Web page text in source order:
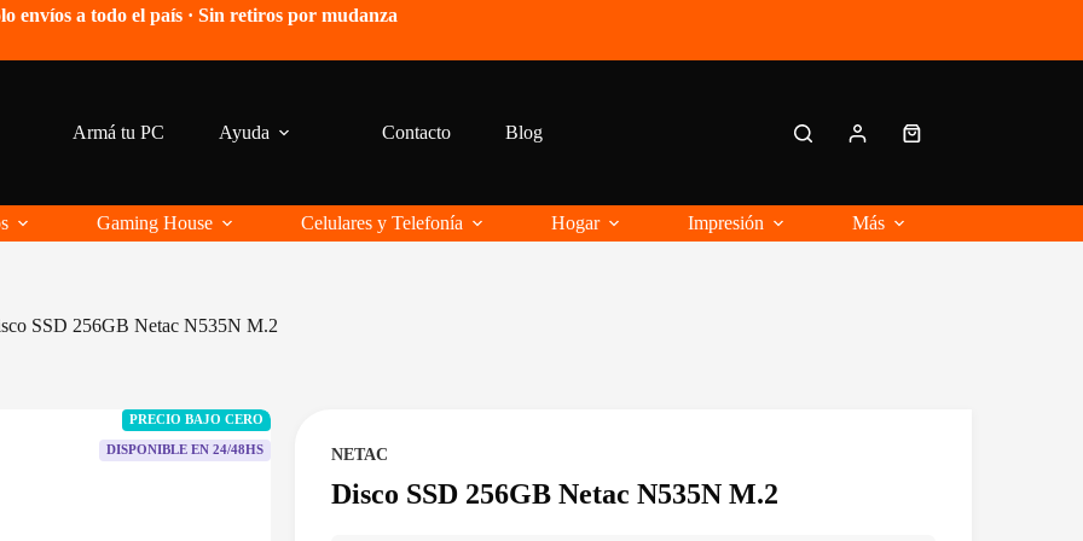
envíos a todo el país · Sin retiros por mudanza
Armá tu PC Ayuda Contacto Blog
Carro
Gaming House Celulares y Telefonía Hogar Impresión Más
SSD 256GB Netac N535N M.2
PRECIO BAJO CERO
DISPONIBLE EN 24/48HS NETAC
Disco SSD 256GB Netac N535N M.2